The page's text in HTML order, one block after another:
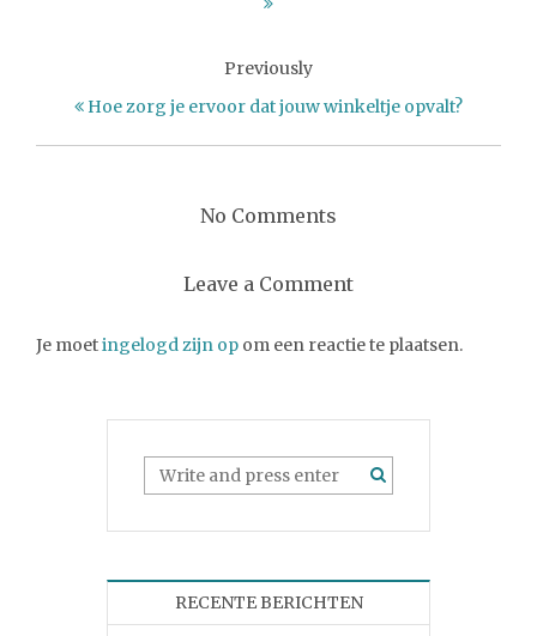
Previously
Hoe zorg je ervoor dat jouw winkeltje opvalt?
No Comments
Leave a Comment
Je moetingelogd zijn op om een reactie te plaatsen.
RECENTE BERICHTEN